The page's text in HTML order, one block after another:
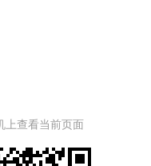
上查看当前页面